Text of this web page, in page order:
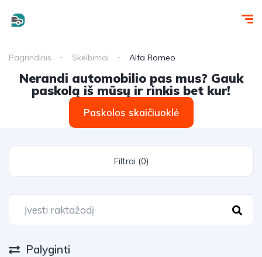
Pagrindinis Skelbimai Alfa Romeo
Nerandi automobilio pas mus? Gauk
paskolą iš mūsų ir rinkis bet kur!
Paskolos skaičiuoklė
Filtrai (0)
Palyginti